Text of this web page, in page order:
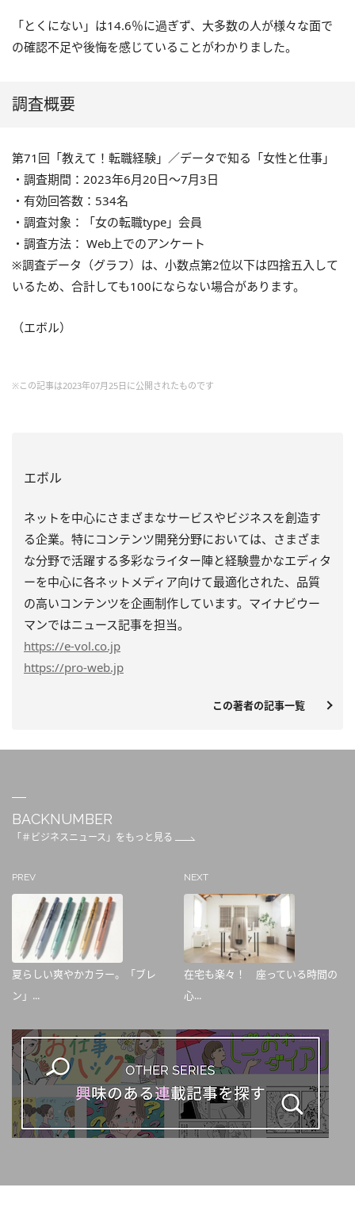
「とくにない」は14.6％に過ぎず、大多数の人が様々な面で
の確認不足や後悔を感じていることがわかりました。
調査概要
第71回「教えて！転職経験」／データで知る「女性と仕事」
・調査期間：2023年6月20日～7月3日
・有効回答数：534名
・調査対象：「女の転職type」会員
・調査方法： Web上でのアンケート
※調査データ（グラフ）は、小数点第2位以下は四捨五入して
いるため、合計しても100にならない場合があります。
（エボル）
※この記事は2023年07月25日に公開されたものです
エボル
ネットを中心にさまざまなサービスやビジネスを創造す
る企業。特にコンテンツ開発分野においては、さまざま
な分野で活躍する多彩なライター陣と経験豊かなエディタ
ーを中心に各ネットメディア向けて最適化された、品質
の高いコンテンツを企画制作しています。マイナビウー
マンではニュース記事を担当。
https://e-vol.co.jp
https://pro-web.jp
この著者の記事一覧
BACKNUMBER
「＃ビジネスニュース」をもっと見る
PREV
夏らしい爽やかカラー。「ブレ
ン」...
NEXT
在宅も楽々！ 座っている時間の
心...